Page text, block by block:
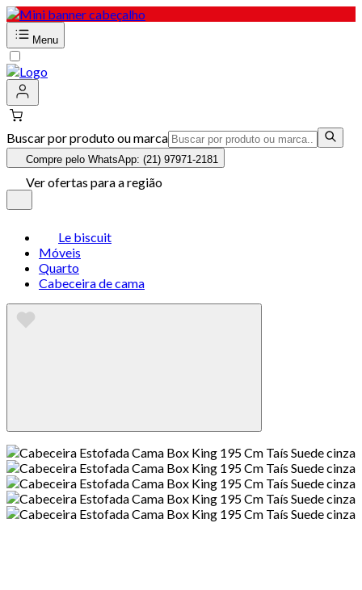
Menu
Buscar por produto ou marca
Compre pelo WhatsApp: (21) 97971-2181
Ver ofertas para a região
Le biscuit
Móveis
Quarto
Cabeceira de cama